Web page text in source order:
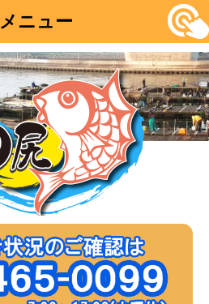
メニュー